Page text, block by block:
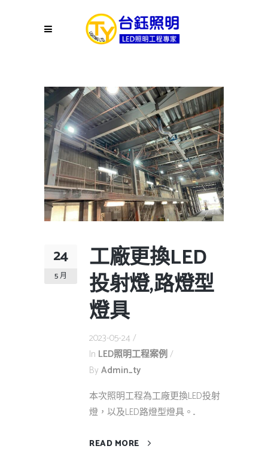
24
5 月
工廠更換LED
投射燈,路燈型
燈具
2023-05-24
In LED照明工程案例
By Admin_ty
本次照明工程為工廠更換LED投射
燈，以及LED路燈型燈具。...
READ MORE